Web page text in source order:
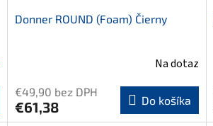
Donner ROUND (Foam) Čierny
Na dotaz
€49,90 bez DPH
€61,38 Do košíka